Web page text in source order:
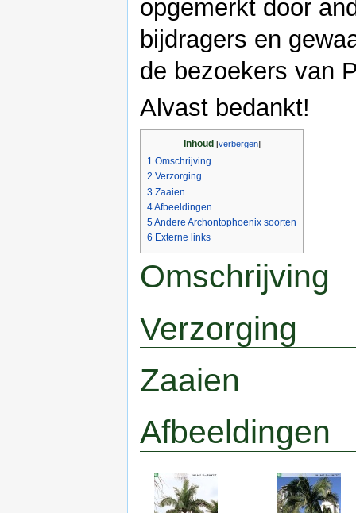
opgemerkt door
bijdragers en
de bezoekers van
Alvast bedankt!
Inhoud [verbergen]
1 Omschrijving
2 Verzorging
3 Zaaien
4Afbeeldingen
5Andere Archontophoenix soorten
6 Externe links
Omschrijving
Verzorging
Zaaien
Afbeeldingen